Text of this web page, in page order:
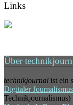
Links
Über
technikjournal ist ein
Digitaler
Technikjournalismus)